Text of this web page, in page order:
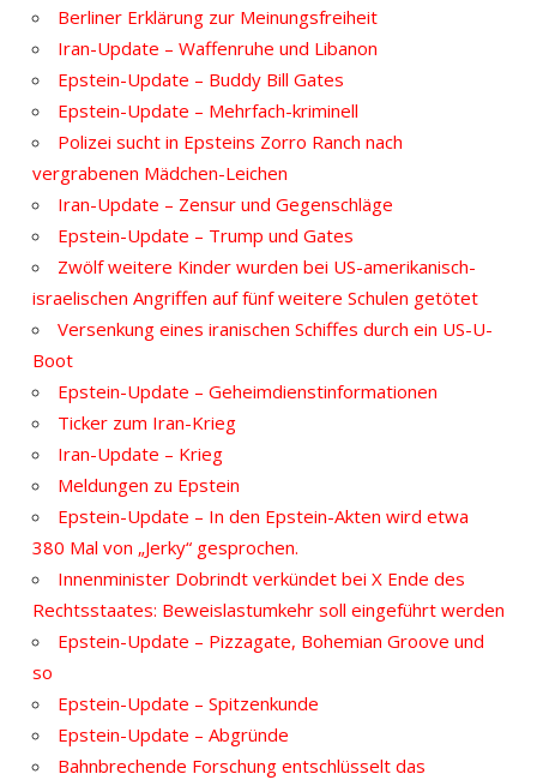
Berliner Erklärung zur Meinungsfreiheit
Iran-Update – Waffenruhe und Libanon
Epstein-Update – Buddy Bill Gates
Epstein-Update – Mehrfach-kriminell
Polizei sucht in Epsteins Zorro Ranch nach
vergrabenen Mädchen-Leichen
Iran-Update – Zensur und Gegenschläge
Epstein-Update – Trump und Gates
Zwölf weitere Kinder wurden bei US-amerikanisch-
israelischen Angriffen auf fünf weitere Schulen getötet
Versenkung eines iranischen Schiffes durch ein US-U-
Boot
Epstein-Update – Geheimdienstinformationen
Ticker zum Iran-Krieg
Iran-Update – Krieg
Meldungen zu Epstein
Epstein-Update – In den Epstein-Akten wird etwa
380 Mal von „Jerky“ gesprochen.
Innenminister Dobrindt verkündet bei X Ende des
Rechtsstaates: Beweislastumkehr soll eingeführt werden
Epstein-Update – Pizzagate, Bohemian Groove und
so
Epstein-Update – Spitzenkunde
Epstein-Update – Abgründe
Bahnbrechende Forschung entschlüsselt das